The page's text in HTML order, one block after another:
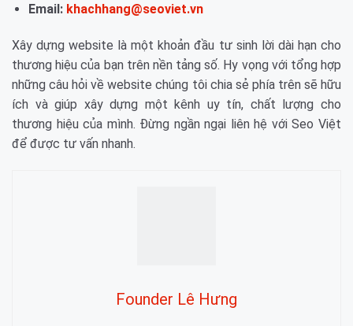
Email: khachhang@seoviet.vn
Xây dựng website là một khoản đầu tư sinh lời dài hạn cho
thương hiệu của bạn trên nền tảng số. Hy vọng với tổng hợp
những câu hỏi về website chúng tôi chia sẻ phía trên sẽ hữu
ích và giúp xây dựng một kênh uy tín, chất lượng cho
thương hiệu của mình. Đừng ngần ngại liên hệ với Seo Việt
để được tư vấn nhanh.
Founder Lê Hưng